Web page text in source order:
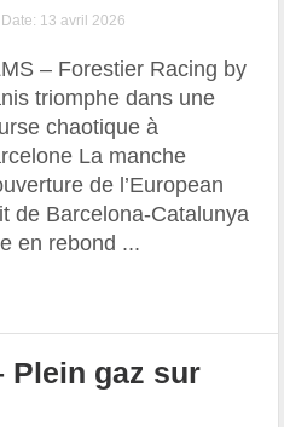
Date: 13 avril 2026
– Forestier Racing by
triomphe dans une
chaotique à
La manche
de l’European
de Barcelona-Catalunya
en rebond ...
Plein gaz sur